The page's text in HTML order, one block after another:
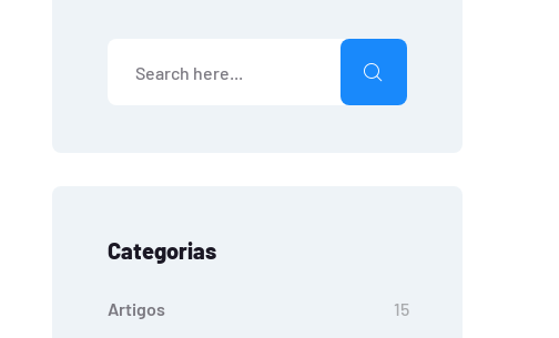
Categorias
Artigos 15